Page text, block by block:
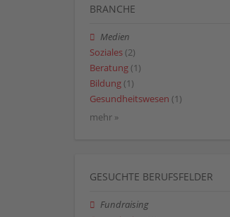
BRANCHE
Medien
Soziales (2)
Beratung (1)
Bildung (1)
Gesundheitswesen (1)
mehr »
GESUCHTE BERUFSFELDER
Fundraising